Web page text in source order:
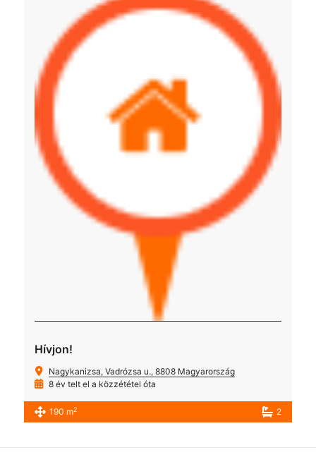
Hívjon!
Nagykanizsa, Vadrózsa u., 8808 Magyarország
8 év telt el a közzététel óta
190 m2 2